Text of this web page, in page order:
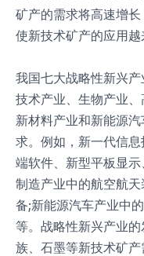
矿产的需求将高速增
使新技术矿产的应用越
我国七大战略性新兴
技术产业、生物产业、
新材料产业和新能源
求。例如，新一代信
端软件、新型平板显
制造产业中的航空航
备;新能源汽车产业中
等。战略性新兴产业
族、石墨等新技术矿